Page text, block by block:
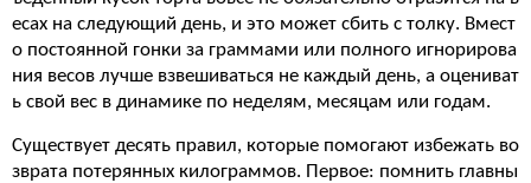
есах на следующий день, и это может сбить с толку. Вмест
о постоянной гонки за граммами или полного игнорирова
ния весов лучше взвешиваться не каждый день, а оцениват
ь свой вес в динамике по неделям, месяцам или годам.
Существует десять правил, которые помогают избежать во
зврата потерянных килограммов. Первое: помнить главны